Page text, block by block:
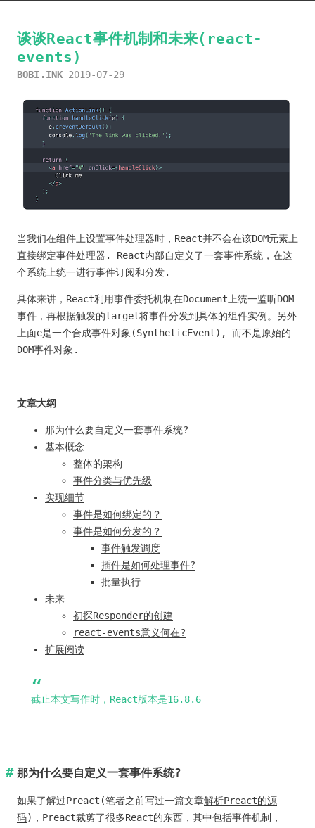
谈谈React事件机制和未来(react-
events)
BOBI.INK 2019-07-29
当我们在组件上设置事件处理器时，React并不会在该DOM元素上
直接绑定事件处理器. React内部自定义了一套事件系统，在这
个系统上统一进行事件订阅和分发.
具体来讲，React利用事件委托机制在Document上统一监听DOM
事件，再根据触发的target将事件分发到具体的组件实例。另外
上面e是一个合成事件对象(SyntheticEvent), 而不是原始的
DOM事件对象.
文章大纲
那为什么要自定义一套事件系统?
基本概念
整体的架构
事件分类与优先级
实现细节
事件是如何绑定的？
事件是如何分发的？
事件触发调度
插件是如何处理事件?
批量执行
未来
初探Responder的创建
react-events意义何在?
扩展阅读
截止本文写作时，React版本是16.8.6
那为什么要自定义一套事件系统?
如果了解过Preact(笔者之前写过一篇文章解析Preact的源
码)，Preact裁剪了很多React的东西，其中包括事件机制，